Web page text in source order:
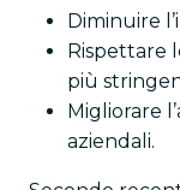
Diminuire
Rispettare
più
Migliorare
aziendali.